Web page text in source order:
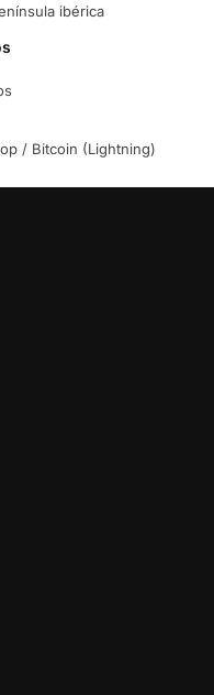
ibérica
/ Bitcoin (Lightning)